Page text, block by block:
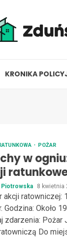
KRONIKA
POŻAR
w
Piotrowska 8 kwietnia
akcji ratowniczej:
Godzina: Około
zdarzenia:
Do